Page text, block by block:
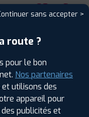
60.90€TTC
sans accepter >
route ?
pour le bon
Nos partenaires
utilisons des
appareil pour
publicités et